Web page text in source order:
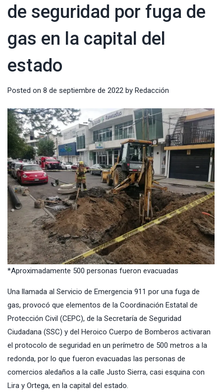
de seguridad por fuga de
gas en la capital del
estado
Posted on 8 de septiembre de 2022 by Redacción
*Aproximadamente 500 personas fueron evacuadas
Una llamada al Servicio de Emergencia 911 por una fuga de
gas, provocó que elementos de la Coordinación Estatal de
Protección Civil (CEPC), de la Secretaría de Seguridad
Ciudadana (SSC) y del Heroico Cuerpo de Bomberos activaran
el protocolo de seguridad en un perímetro de 500 metros a la
redonda, por lo que fueron evacuadas las personas de
comercios aledaños a la calle Justo Sierra, casi esquina con
Lira y Ortega, en la capital del estado.